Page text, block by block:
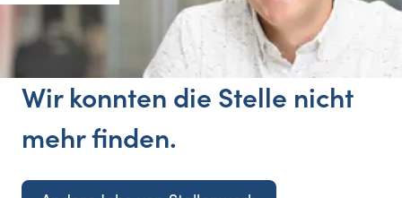
Wir konnten die Stelle nicht
mehr finden.